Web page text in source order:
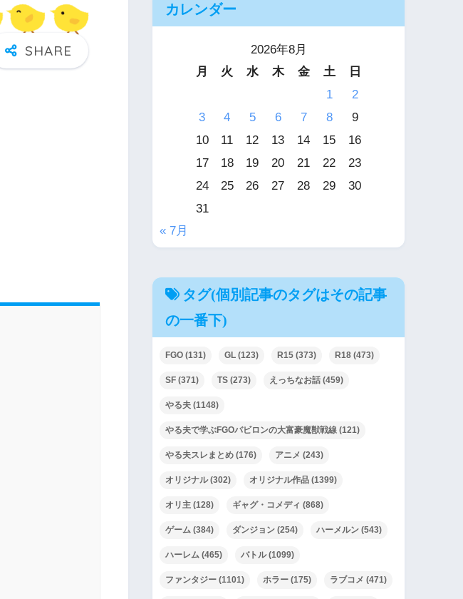
カレンダー
2026年8月
月
火 水 木 金 土
日
1
2
3
4 5 6 7 8
9
10
11 12 13 14 15
16
17
18 19 20 21 22
23
24
25 26 27 28 29
30
31
« 7月
タグ(個別記事のタグはその記事
の一番下)
FGO (131) GL (123) R15 (373) R18 (473)
SF (371) TS (273) えっちなお話 (459)
やる夫 (1148)
やる夫で学ぶFGOバビロンの大富豪魔獣戦線 (121)
やる夫スレまとめ (176) アニメ (243)
オリジナル(302) オリジナル作品 (1399)
オリ主 (128) ギャグ・コメディ (868)
ゲーム (384) ダンジョン (254) ハーメルン (543)
ハーレム (465) バトル(1099)
ファンタジー (1101) ホラー (175) ラブコメ (471)